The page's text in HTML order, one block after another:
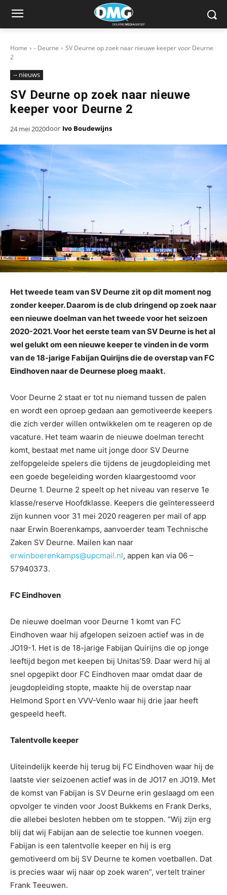
Home - Deurne
SV Deurne op zoek naar nieuwe keeper voor Deurne
2
-- nieuws
SV Deurne op zoek naar nieuwe
keeper voor Deurne 2
24 mei 2020door Ivo Boudewijns
Het tweede team van SV Deurne zit op dit moment nog
zonder keeper. Daarom is de club dringend op zoek naar
een nieuwe doelman van het tweede voor het seizoen
2020-2021. Voor het eerste team van SV Deurne is het al
wel gelukt om een nieuwe keeper te vinden in de vorm
van de 18-jarige Fabijan Quirijns die de overstap van FC
Eindhoven naar de Deurnese ploeg maakt.
Voor Deurne 2 staat er tot nu niemand tussen de palen
en wordt een oproep gedaan aan gemotiveerde keepers
die zich verder willen ontwikkelen om te reageren op de
vacature. Het team waarin de nieuwe doelman terecht
komt, bestaat met name uit jonge door SV Deurne
zelfopgeleide spelers die tijdens de jeugdopleiding met
een goede begeleiding worden klaargestoomd voor
Deurne 1. Deurne 2 speelt op het niveau van reserve 1e
klasse/reserve Hoofdklasse. Keepers die geïnteresseerd
zijn kunnen voor 31 mei 2020 reageren per mail of app
naar Erwin Boerenkamps, aanvoerder team Technische
Zaken SV Deurne. Mailen kan naar
erwinboerenkamps@upcmail.nl, appen kan via 06 –
57940373.
FC Eindhoven
De nieuwe doelman voor Deurne 1 komt van FC
Eindhoven waar hij afgelopen seizoen actief was in de
JO19-1. Het is de 18-jarige Fabijan Quirijns die op jonge
leeftijd begon met keepen bij Unitas’59. Daar werd hij al
snel opgepikt door FC Eindhoven maar omdat daar de
jeugdopleiding stopte, maakte hij de overstap naar
Helmond Sport en VVV-Venlo waar hij drie jaar heeft
gespeeld heeft.
Talentvolle keeper
Uiteindelijk keerde hij terug bij FC Eindhoven waar hij de
laatste vier seizoenen actief was in de JO17 en JO19. Met
de komst van Fabijan is SV Deurne erin geslaagd om een
opvolger te vinden voor Joost Bukkems en Frank Derks,
die allebei besloten hebben om te stoppen. “Wij zijn erg
blij dat wij Fabijan aan de selectie toe kunnen voegen.
Fabijan is een talentvolle keeper en hij is erg
gemotiveerd om bij SV Deurne te komen voetballen. Dat
is precies waar wij naar op zoek waren”, vertelt trainer
Frank Teeuwen.